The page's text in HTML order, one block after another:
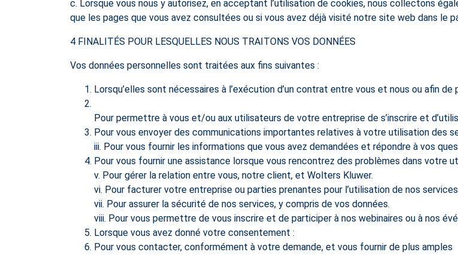
c. Lorsque vous nous y autorisez, en acceptant l’utilisation de cookies, nous collectons
que les pages que vous avez consultées ou si vous avez déjà visité notre site web dans le
4 FINALITÉS POUR LESQUELLES NOUS TRAITONS VOS DONNÉES
Vos données personnelles sont traitées aux fins suivantes :
Lorsqu’elles sont nécessaires à l’exécution d’un contrat entre vous et nous ou afin
Pour permettre à vous et/ou aux utilisateurs de votre entreprise de s’inscrire et
Pour vous envoyer des communications importantes relatives à votre utilisation des
iii. Pour vous fournir les informations que vous avez demandées et répondre à vos
Pour vous fournir une assistance lorsque vous rencontrez des problèmes dans votre
v. Pour gérer la relation entre vous, notre client, et Wolters Kluwer.
vi. Pour facturer votre entreprise ou parties prenantes pour l’utilisation de nos
vii. Pour assurer la sécurité de nos services, y compris de vos données.
viii. Pour vous permettre de vous inscrire et de participer à nos webinaires ou à nos
Lorsque vous avez donné votre consentement :
Pour vous contacter, conformément à votre demande, et vous fournir de plus amples